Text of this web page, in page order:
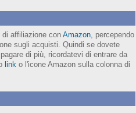
affiliazione conAmazon, percependo
sugli acquisti. Quindi se dovete
di più, ricordatevi di entrare da
link o l'icone Amazon sulla colonna di